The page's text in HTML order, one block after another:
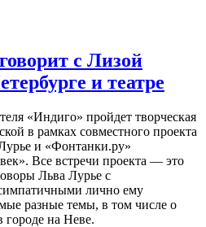
с Лизой
и театре
«Индиго» пройдет творческая
в рамках совместного проекта
и «Фонтанки.ру»
Все встречи проекта — это
Льва Лурье с
лично ему
разные темы, в том числе о
городе на Неве.